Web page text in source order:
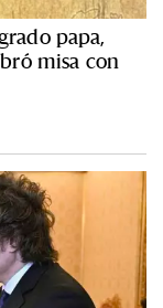
papa,
misa con